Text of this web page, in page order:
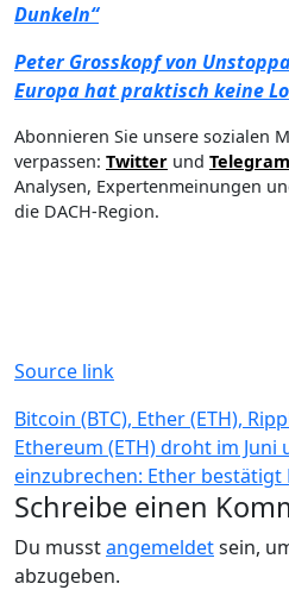
Dunkeln“
Peter Grosskopf von
Europa hat praktisch keine
Abonnieren Sie unsere sozialen
verpassen: Twitter und
Analysen, Expertenmeinungen
die DACH-Region.
Source link
Beitragsnavigation
Bitcoin (BTC), Ether (ETH),
Ethereum (ETH) droht im Juni
einzubrechen: Ether bestätigt
Schreibe einen
Du musstangemeldetsein,
abzugeben.